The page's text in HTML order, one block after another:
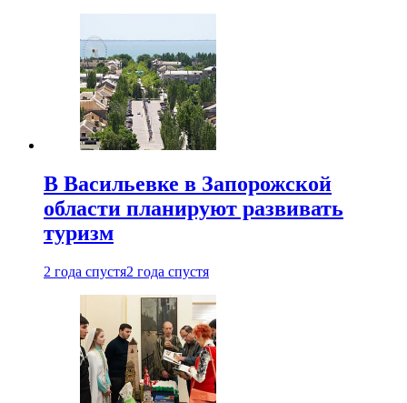
В Васильевке в Запорожской
области планируют развивать
туризм
2 года спустя2 года спустя